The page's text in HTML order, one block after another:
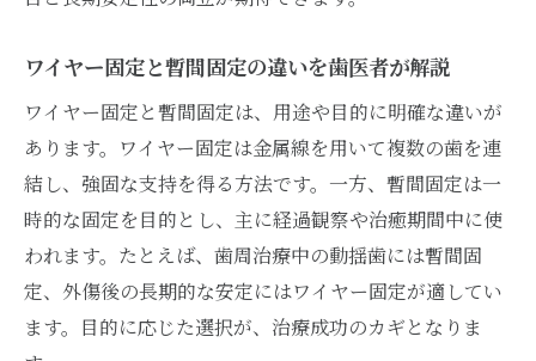
ワイヤー固定と暫間固定の違いを歯医者が解説
ワイヤー固定と暫間固定は、用途や目的に明確な違いが
あります。ワイヤー固定は金属線を用いて複数の歯を連
結し、強固な支持を得る方法です。一方、暫間固定は一
時的な固定を目的とし、主に経過観察や治癒期間中に使
われます。たとえば、歯周治療中の動揺歯には暫間固
定、外傷後の長期的な安定にはワイヤー固定が適してい
ます。目的に応じた選択が、治療成功のカギとなりま